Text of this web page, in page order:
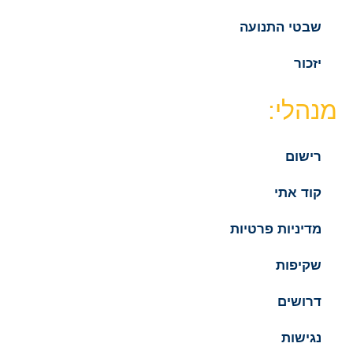
שבטי התנועה
יזכור
מנהלי:
רישום
קוד אתי
מדיניות פרטיות
שקיפות
דרושים
נגישות